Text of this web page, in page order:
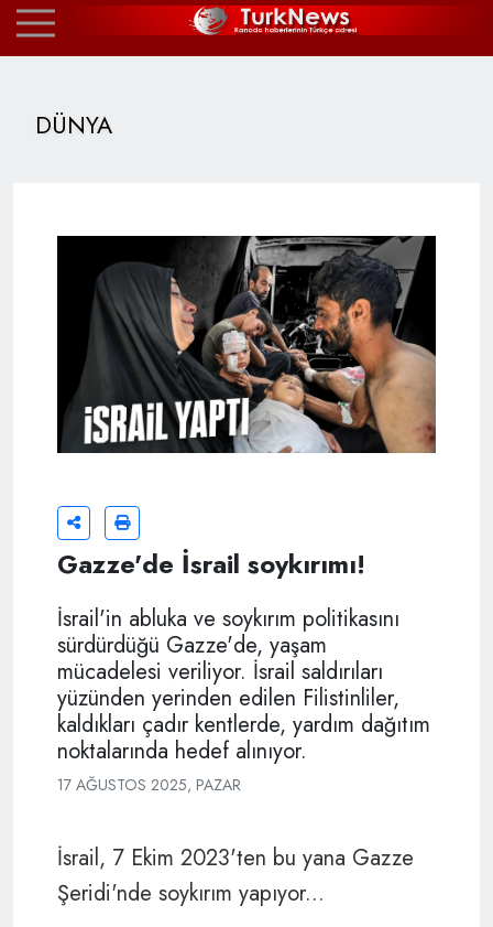
DÜNYA
Gazze'de İsrail soykırımı!
İsrail'in abluka ve soykırım politikasını
sürdürdüğü Gazze'de, yaşam
mücadelesi veriliyor. İsrail saldırıları
yüzünden yerinden edilen Filistinliler,
kaldıkları çadır kentlerde, yardım dağıtım
noktalarında hedef alınıyor.
17 AĞUSTOS 2025, PAZAR
İsrail, 7 Ekim 2023'ten bu yana Gazze
Şeridi'nde soykırım yapıyor...